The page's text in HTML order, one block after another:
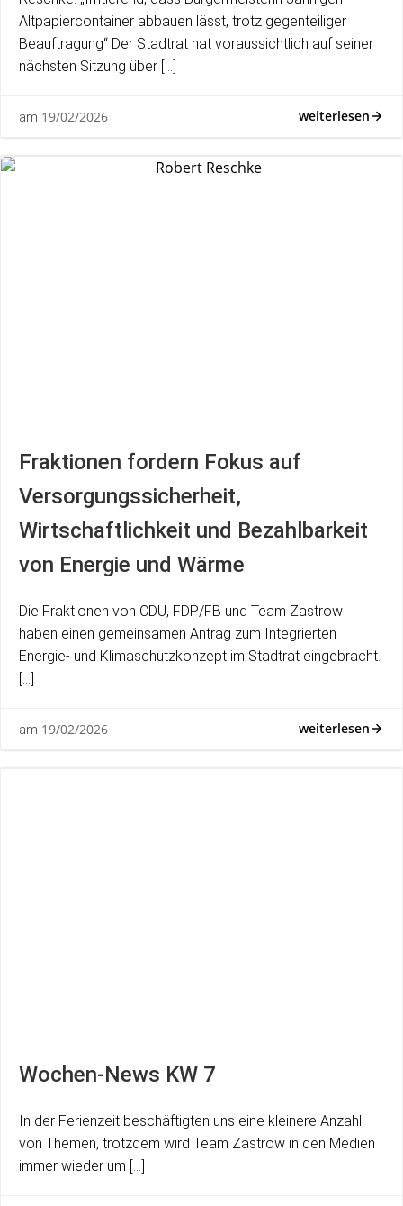
Altpapiercontainer abbauen lässt, trotz gegenteiliger
Beauftragung“ Der Stadtrat hat voraussichtlich auf seiner
nächsten Sitzung über […]
am 19/02/2026 weiterlesen
Fraktionen fordern Fokus auf
Versorgungssicherheit,
Wirtschaftlichkeit und Bezahlbarkeit
von Energie und Wärme
Die Fraktionen von CDU, FDP/FB und Team Zastrow
haben einen gemeinsamen Antrag zum Integrierten
Energie- und Klimaschutzkonzept im Stadtrat eingebracht.
[…]
am 19/02/2026 weiterlesen
Wochen-News KW 7
In der Ferienzeit beschäftigten uns eine kleinere Anzahl
von Themen, trotzdem wird Team Zastrow in den Medien
immer wieder um […]